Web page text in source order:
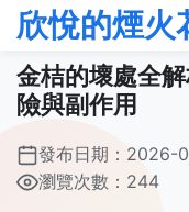
欣悅的煙火
金桔的壞處全
險與副作用
發布日期： 2026-
瀏覽次數：244